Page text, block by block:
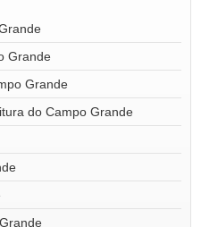
Grande
Grande
do Campo Grande